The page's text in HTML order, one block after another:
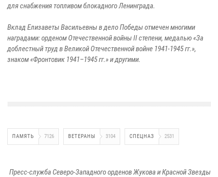
для снабжения топливом блокадного Ленинграда.
Вклад Елизаветы Васильевны в дело Победы отмечен многими
наградами: орденом Отечественной войны II степени, медалью «За
доблестный труд в Великой Отечественной войне 1941-1945 гг.»,
знаком «Фронтовик 1941–1945 гг.» и другими.
ПАМЯТЬ 7126 ВЕТЕРАНЫ 3104 СПЕЦНАЗ 2531
Пресс-служба Северо-Западного орденов Жукова и Красной Звезды